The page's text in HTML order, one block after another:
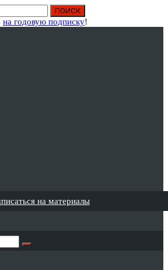
на годовую подписку!
на материалы